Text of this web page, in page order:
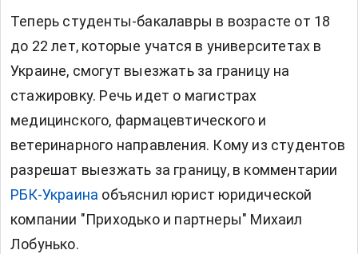
Теперь студенты-бакалавры в возрасте от 18
до 22 лет, которые учатся в университетах в
Украине, смогут выезжать за границу на
стажировку. Речь идет о магистрах
медицинского, фармацевтического и
ветеринарного направления. Кому из студентов
разрешат выезжать за границу, в комментарии
РБК-Украина объяснил юрист юридической
компании "Приходько и партнеры" Михаил
Лобунько.